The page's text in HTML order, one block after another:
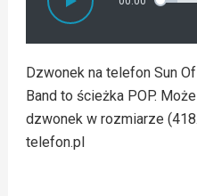
Dzwonek na telefon Sun
Band to ścieżka POP.
dzwonek w rozmiarze
telefon.pl